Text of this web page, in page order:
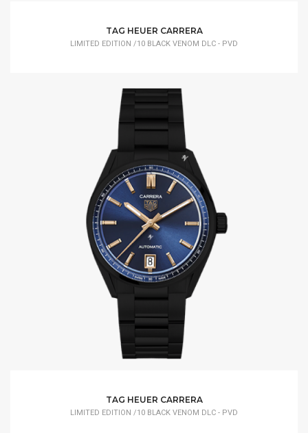
TAG HEUER CARRERA
LIMITED EDITION /10 BLACK VENOM DLC - PVD
TAG HEUER CARRERA
LIMITED EDITION /10 BLACK VENOM DLC - PVD